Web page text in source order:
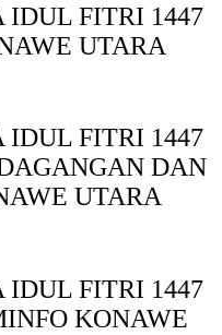
IDUL FITRI 1447
UTARA
IDUL FITRI 1447
DAN
UTARA
IDUL FITRI 1447
KONAWE